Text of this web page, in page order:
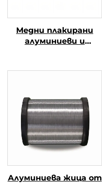
Медни плакирани
алуминиеви и
проводници)
Алуминиева жица от